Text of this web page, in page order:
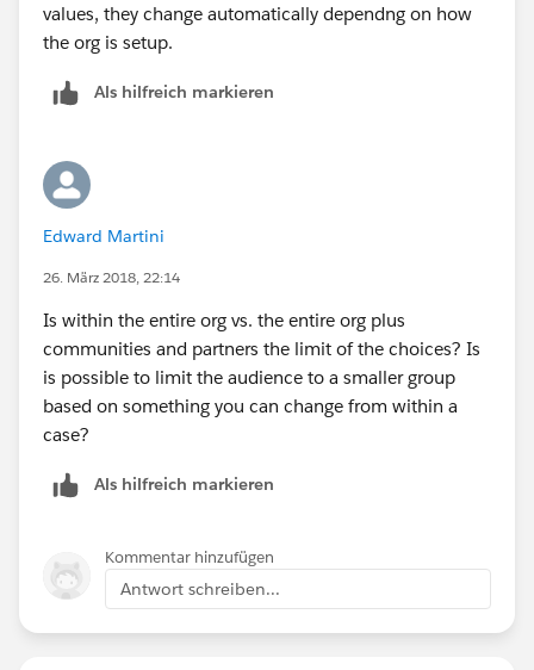
values, they change automatically dependng on how
the org is setup.
Als hilfreich markieren
Edward Martini
26. März 2018, 22:14
Is within the entire org vs. the entire org plus
communities and partners the limit of the choices? Is
is possible to limit the audience to a smaller group
based on something you can change from within a
case?
Als hilfreich markieren
Kommentar hinzufügen
Antwort schreiben...